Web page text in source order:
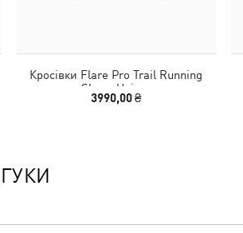
Кросівки Flare Pro Trail Running
Shoes Unisex
3990,00 ₴